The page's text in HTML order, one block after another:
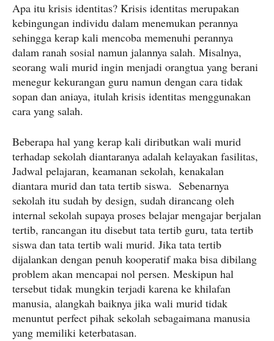
Apa itu krisis identitas? Krisis identitas merupakan
kebingungan individu dalam menemukan perannya
sehingga kerap kali mencoba memenuhi perannya
dalam ranah sosial namun jalannya salah. Misalnya,
seorang wali murid ingin menjadi orangtua yang berani
menegur kekurangan guru namun dengan cara tidak
sopan dan aniaya, itulah krisis identitas menggunakan
cara yang salah.
Beberapa hal yang kerap kali diributkan wali murid
terhadap sekolah diantaranya adalah kelayakan fasilitas,
Jadwal pelajaran, keamanan sekolah, kenakalan
diantara murid dan tata tertib siswa. Sebenarnya
sekolah itu sudah by design, sudah dirancang oleh
internal sekolah supaya proses belajar mengajar berjalan
tertib, rancangan itu disebut tata tertib guru, tata tertib
siswa dan tata tertib wali murid. Jika tata tertib
dijalankan dengan penuh kooperatif maka bisa dibilang
problem akan mencapai nol persen. Meskipun hal
tersebut tidak mungkin terjadi karena ke khilafan
manusia, alangkah baiknya jika wali murid tidak
menuntut perfect pihak sekolah sebagaimana manusia
yang memiliki keterbatasan.